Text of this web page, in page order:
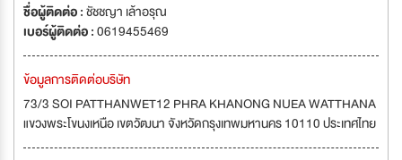
ชื่อผู้ติดต่อ :ชัชชญา เล้าอรุณ
เบอร์ผู้ติดต่อ :0619455469
ข้อมูลการติดต่อบริษัท
73/3 SOI PATTHANWET12 PHRA KHANONG NUEA WATTHANA
แขวงพระโขนงเหนือ เขตวัฒนา จังหวัดกรุงเทพมหานคร 10110 ประเทศไทย